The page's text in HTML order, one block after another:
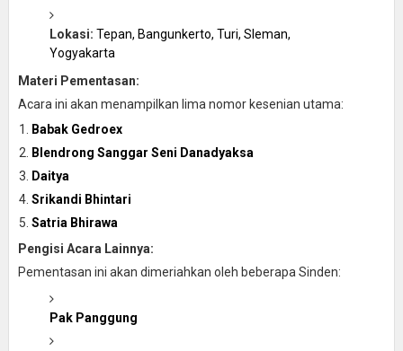
Lokasi: Tepan, Bangunkerto, Turi, Sleman,
Yogyakarta
Materi Pementasan:
Acara ini akan menampilkan lima nomor kesenian utama:
Babak Gedroex
Blendrong Sanggar Seni Danadyaksa
Daitya
Srikandi Bhintari
Satria Bhirawa
Pengisi Acara Lainnya:
Pementasan ini akan dimeriahkan oleh beberapa Sinden:
Pak Panggung